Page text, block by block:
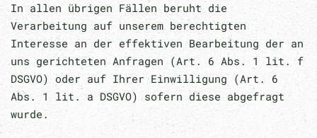
In allen übrigen Fällen beruht die
Verarbeitung auf unserem berechtigten
Interesse an der effektiven Bearbeitung der an
uns gerichteten Anfragen (Art. 6 Abs. 1 lit. f
DSGVO) oder auf Ihrer Einwilligung (Art. 6
Abs. 1 lit. a DSGVO) sofern diese abgefragt
wurde.